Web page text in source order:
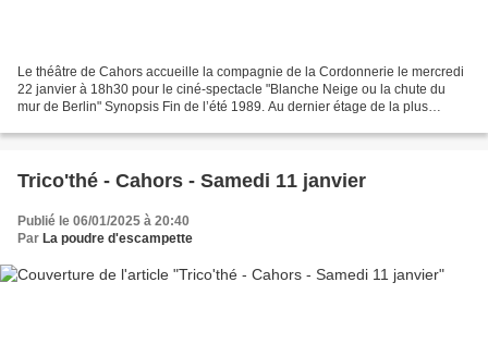
Le théâtre de Cahors accueille la compagnie de la Cordonnerie le mercredi
22 janvier à 18h30 pour le ciné-spectacle "Blanche Neige ou la chute du
mur de Berlin" Synopsis Fin de l’été 1989. Au dernier étage de la plus
Trico'thé - Cahors - Samedi 11 janvier
Publié le 06/01/2025 à 20:40
Par La poudre d'escampette